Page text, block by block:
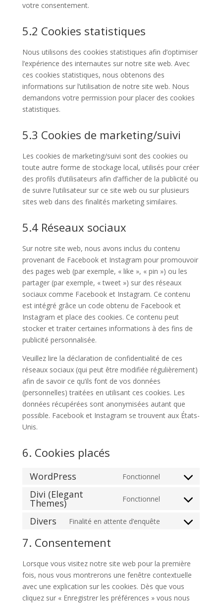
votre consentement.
5.2 Cookies statistiques
Nous utilisons des cookies statistiques afin d’optimiser
l’expérience des internautes sur notre site web. Avec
ces cookies statistiques, nous obtenons des
informations sur l’utilisation de notre site web. Nous
demandons votre permission pour placer des cookies
statistiques.
5.3 Cookies de marketing/suivi
Les cookies de marketing/suivi sont des cookies ou
toute autre forme de stockage local, utilisés pour créer
des profils d’utilisateurs afin d’afficher de la publicité ou
de suivre l’utilisateur sur ce site web ou sur plusieurs
sites web dans des finalités marketing similaires.
5.4 Réseaux sociaux
Sur notre site web, nous avons inclus du contenu
provenant de Facebook et Instagram pour promouvoir
des pages web (par exemple, « like », « pin ») ou les
partager (par exemple, « tweet ») sur des réseaux
sociaux comme Facebook et Instagram. Ce contenu
est intégré grâce un code obtenu de Facebook et
Instagram et place des cookies. Ce contenu peut
stocker et traiter certaines informations à des fins de
publicité personnalisée.
Veuillez lire la déclaration de confidentialité de ces
réseaux sociaux (qui peut être modifiée régulièrement)
afin de savoir ce qu’ils font de vos données
(personnelles) traitées en utilisant ces cookies. Les
données récupérées sont anonymisées autant que
possible. Facebook et Instagram se trouvent aux États-
Unis.
6. Cookies placés
WordPress Fonctionnel
Consent
service
Divi (Elegant
Themes) Fonctionnel
Consent
service
themes)
Divers Finalité en attente d’enquête
Consent
divers
7. Consentement
Lorsque vous visitez notre site web pour la première
fois, nous vous montrerons une fenêtre contextuelle
avec une explication sur les cookies. Dès que vous
cliquez sur « Enregistrer les préférences » vous nous